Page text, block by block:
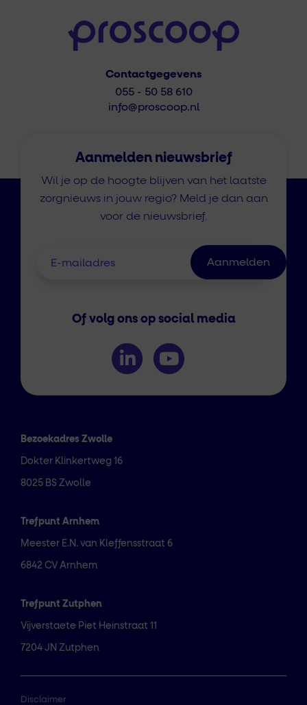
Contactgegevens
055 - 50 58 610
info@proscoop.nl
Bezoekadres Zwolle
Dokter Klinkertweg 16
8025 BS Zwolle
Trefpunt Arnhem
Meester E.N. van Kleffensstraat 6
6842 CV Arnhem
Trefpunt Zutphen
Vijverstaete Piet Heinstraat 11
7204 JN Zutphen
Disclaimer
Aanmelden nieuwsbrief
Wil je op de hoogte blijven van het laatste
zorgnieuws in jouw regio? Meld je dan aan
voor de nieuwsbrief.
Of volg ons op social media